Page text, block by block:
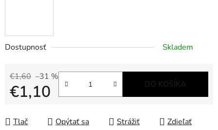
Dostupnosť Skladem
€1,60 –31 %
€1,10 DO KOŠÍKA
Tlač Opýtať sa Strážiť Zdieľať